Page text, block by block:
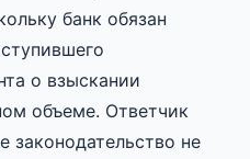
банк обязан
о взыскании
объеме. Ответчик
законодательство не